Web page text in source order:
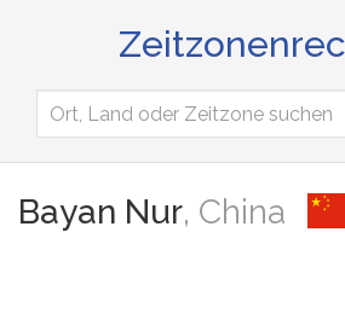
Bayan Nur, China